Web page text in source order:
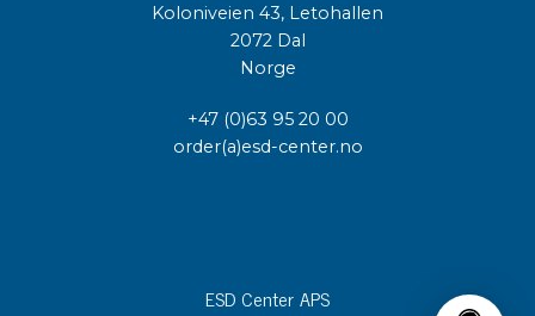
Koloniveien 43, Letohallen
2072 Dal
Norge
+47 (0)63 95 20 00
order(a)esd-center.no
ESD Center APS